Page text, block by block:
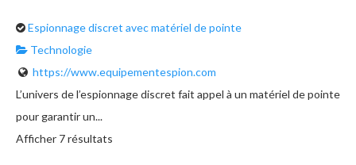
Espionnage discret avec matériel de pointe
Technologie
https://www.equipementespion.com
L’univers de l’espionnage discret fait appel à un matériel de pointe
pour garantir un...
Afficher 7 résultats